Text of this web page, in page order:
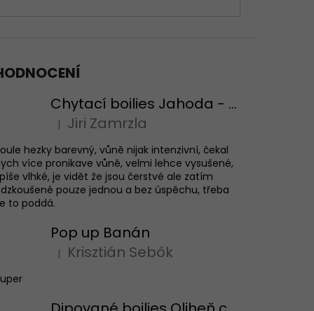
Chytací boilies Jahoda - testovací balení
Hodnocení produktu je 4 z 5 hvězdiček.
| Jiri Zamrzla
hezky barevný, vůně nijak intenzivní, čekal
více pronikave vůně, velmi lehce vysušené,
vlhké, je vidět že jsou čerstvé ale zatím
pouze jednou a bez úspěchu, třeba
to poddá.
Pop up Banán
Hodnocení produktu je 5 z 5 hvězdiček.
| Krisztián Sebők